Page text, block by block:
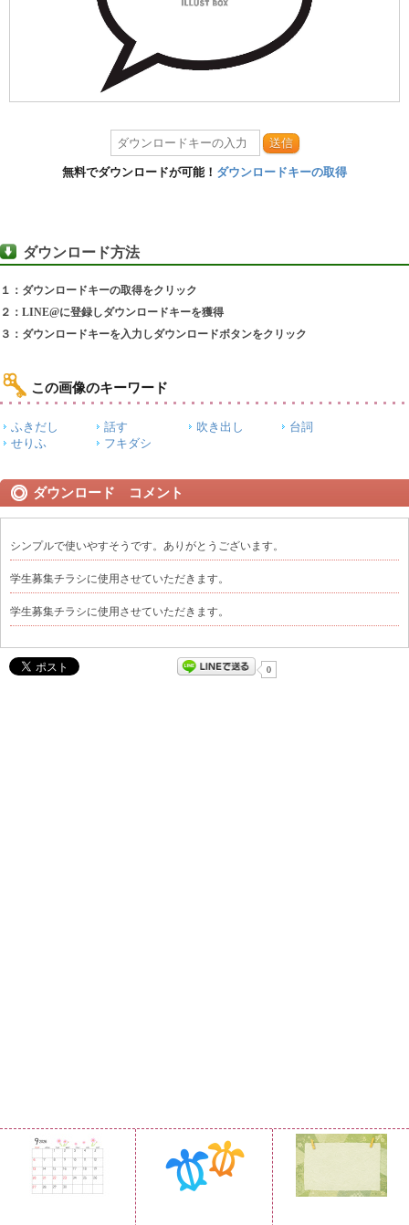
送信
無料でダウンロードが可能！ ダウンロードキーの取得
ダウンロード方法
１：ダウンロードキーの取得をクリック
２：LINE@に登録しダウンロードキーを獲得
３：ダウンロードキーを入力しダウンロードボタンをクリック
この画像のキーワード
ふきだし 話す 吹き出し
台詞
せりふ
フキダシ
ダウンロード コメント
シンプルで使いやすそうです。ありがとうございます。
学生募集チラシに使用させていただきます。
学生募集チラシに使用させていただきます。
0